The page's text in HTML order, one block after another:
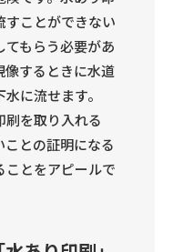
すことができない
もらう必要があ
像するときに水道
に流せます。
を取り入れる
ことの証明になる
ことをアピールで